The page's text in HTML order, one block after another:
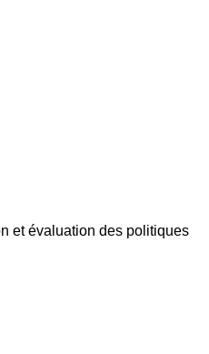
et évaluation des politiques